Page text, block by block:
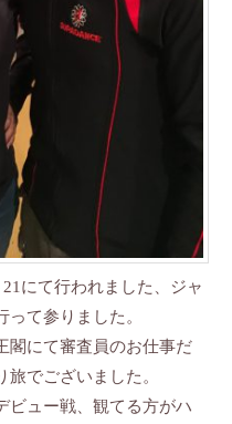
にて行われました、ジャ
て参りました。
閣にて審査員のお仕事だ
でございました。
ビュー戦、観てる方がハ